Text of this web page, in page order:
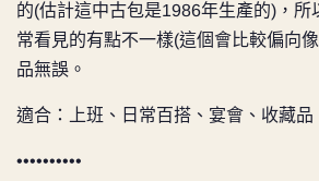
的(估計這中古包是1986年生產的)，所
常看見的有點不一樣(這個會比較偏向
品無誤。
適合：上班、日常百搭、宴會、收藏品
••••••••••